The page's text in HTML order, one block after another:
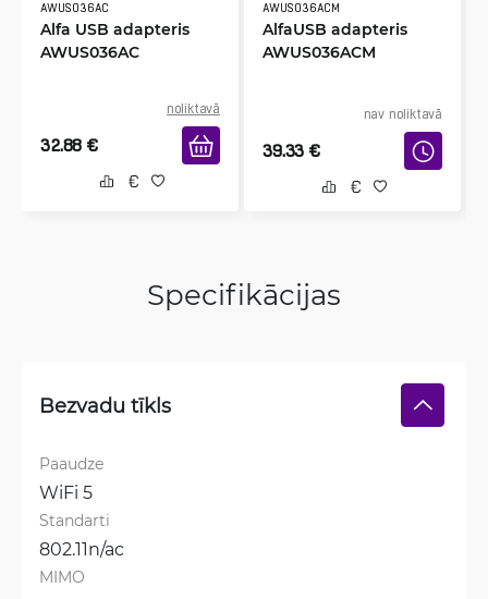
AWUS036AC
Alfa USB adapteris
AWUS036AC
noliktavā
32.88 €
AWUS036ACM
AlfaUSB adapteris
AWUS036ACM
nav noliktavā
39.33 €
Specifikācijas
Bezvadu tīkls
Paaudze
WiFi 5
Standarti
802.11n/ac
MIMO